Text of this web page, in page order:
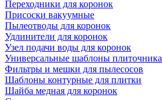
Переходники для коронок
Присоски вакуумные
Пылеотводы для коронок
Удлинители для коронок
Узел подачи воды для коронок
Универсальные шаблоны плиточника
Фильтры и мешки для пылесосов
Шаблоны контурные для плитки
Шайба медная для коронок